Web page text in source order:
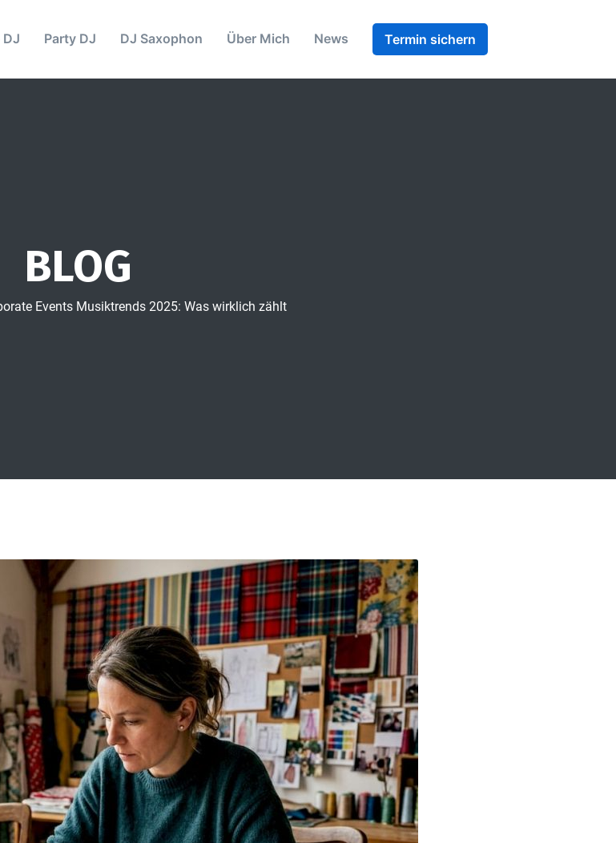
DJ Party DJ DJ Saxophon Über Mich News Termin sichern
BLOG
Events Musiktrends 2025: Was wirklich zählt